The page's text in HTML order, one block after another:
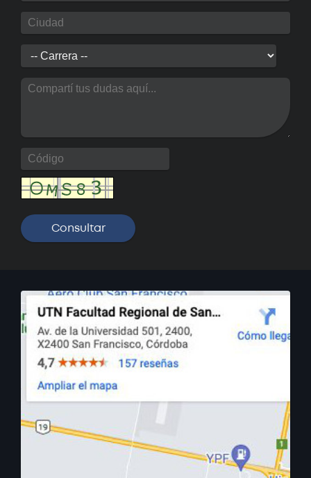
Próximamente
Curso: Instalador de Aire Split
Curso: Solidworks Básico